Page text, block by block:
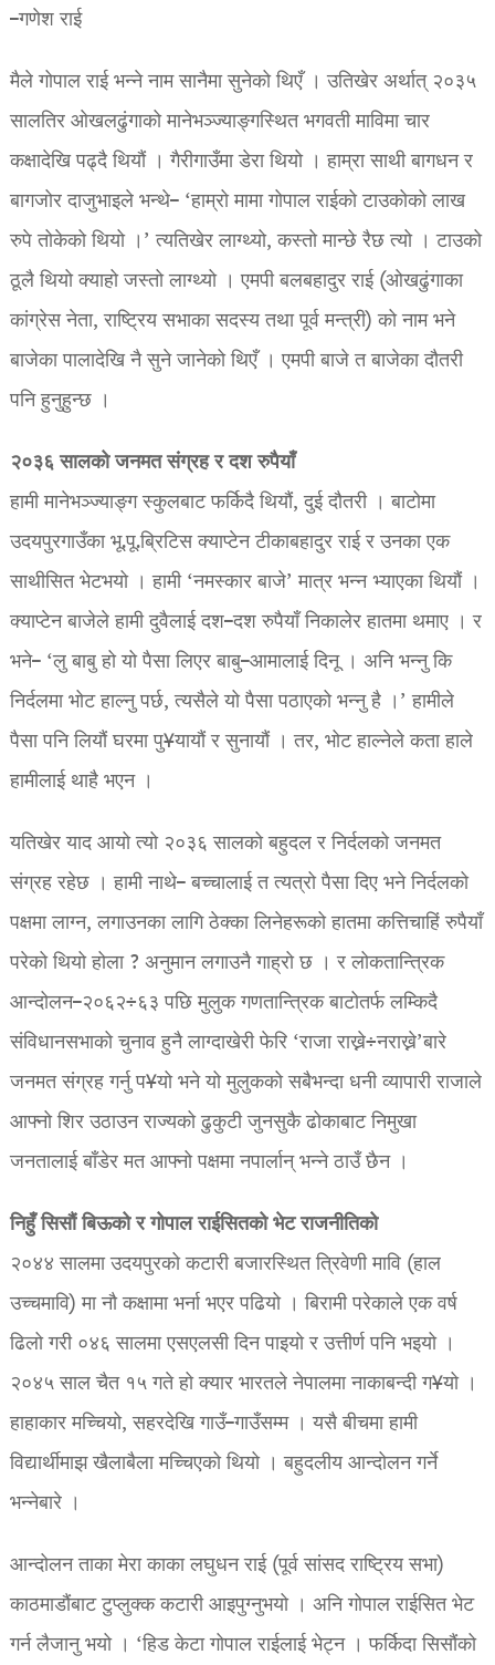
–गणेश राई
मैले गोपाल राई भन्ने नाम सानैमा सुनेको थिएँ । उतिखेर अर्थात् २०३५
सालतिर ओखलढुंगाको मानेभञ्ज्याङ्गस्थित भगवती माविमा चार
कक्षादेखि पढ्दै थियौं । गैरीगाउँमा डेरा थियो । हाम्रा साथी बागधन र
बागजोर दाजुभाइले भन्थे– ‘हाम्रो मामा गोपाल राईको टाउकोको लाख
रुपे तोकेको थियो ।’ त्यतिखेर लाग्थ्यो, कस्तो मान्छे रैछ त्यो । टाउको
ठूलै थियो क्याहो जस्तो लाग्थ्यो । एमपी बलबहादुर राई (ओखढुंगाका
कांग्रेस नेता, राष्ट्रिय सभाका सदस्य तथा पूर्व मन्त्री) को नाम भने
बाजेका पालादेखि नै सुने जानेको थिएँ । एमपी बाजे त बाजेका दौतरी
पनि हुनुहुन्छ ।
२०३६ सालको जनमत संग्रह र दश रुपैयाँ
हामी मानेभञ्ज्याङ्ग स्कुलबाट फर्किदै थियौं, दुई दौतरी । बाटोमा
उदयपुरगाउँका भू.पू.ब्रिटिस क्याप्टेन टीकाबहादुर राई र उनका एक
साथीसित भेटभयो । हामी ‘नमस्कार बाजे’ मात्र भन्न भ्याएका थियौं ।
क्याप्टेन बाजेले हामी दुवैलाई दश–दश रुपैयाँ निकालेर हातमा थमाए । र
भने– ‘लु बाबु हो यो पैसा लिएर बाबु–आमालाई दिनू । अनि भन्नु कि
निर्दलमा भोट हाल्नु पर्छ, त्यसैले यो पैसा पठाएको भन्नु है ।’ हामीले
पैसा पनि लियौं घरमा पु¥यायौं र सुनायौं । तर, भोट हाल्नेले कता हाले
हामीलाई थाहै भएन ।
यतिखेर याद आयो त्यो २०३६ सालको बहुदल र निर्दलको जनमत
संग्रह रहेछ । हामी नाथे– बच्चालाई त त्यत्रो पैसा दिए भने निर्दलको
पक्षमा लाग्न, लगाउनका लागि ठेक्का लिनेहरूको हातमा कत्तिचाहिं रुपैयाँ
परेको थियो होला ? अनुमान लगाउनै गाह्रो छ । र लोकतान्त्रिक
आन्दोलन–२०६२÷६३ पछि मुलुक गणतान्त्रिक बाटोतर्फ लम्किदै
संविधानसभाको चुनाव हुनै लाग्दाखेरी फेरि ‘राजा राख्ने÷नराख्ने’बारे
जनमत संग्रह गर्नु प¥यो भने यो मुलुकको सबैभन्दा धनी व्यापारी राजाले
आफ्नो शिर उठाउन राज्यको ढुकुटी जुनसुकै ढोकाबाट निमुखा
जनतालाई बाँडेर मत आफ्नो पक्षमा नपार्लान् भन्ने ठाउँ छैन ।
निहुँ सिसौं बिऊको र गोपाल राईसितको भेट राजनीतिको
२०४४ सालमा उदयपुरको कटारी बजारस्थित त्रिवेणी मावि (हाल
उच्चमावि) मा नौ कक्षामा भर्ना भएर पढियो । बिरामी परेकाले एक वर्ष
ढिलो गरी ०४६ सालमा एसएलसी दिन पाइयो र उत्तीर्ण पनि भइयो ।
२०४५ साल चैत १५ गते हो क्यार भारतले नेपालमा नाकाबन्दी ग¥यो ।
हाहाकार मच्चियो, सहरदेखि गाउँ–गाउँसम्म । यसै बीचमा हामी
विद्यार्थीमाझ खैलाबैला मच्चिएको थियो । बहुदलीय आन्दोलन गर्ने
भन्नेबारे ।
आन्दोलन ताका मेरा काका लघुधन राई (पूर्व सांसद राष्ट्रिय सभा)
काठमाडौंबाट टुप्लुक्क कटारी आइपुग्नुभयो । अनि गोपाल राईसित भेट
गर्न लैजानु भयो । ‘हिड केटा गोपाल राईलाई भेट्न । फर्किदा सिसौंको